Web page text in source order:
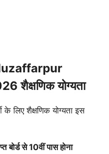
शैक्षणिक योग्यता
के लिए शैक्षणिक योग्यता इस
बोर्ड से 10वीं पास होना